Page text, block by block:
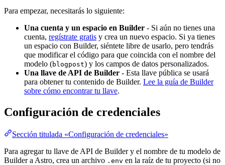
Para empezar, necesitarás lo siguiente:
Una cuenta y un espacio en Builder - Si aún no tienes una
cuenta, regístrate gratis y crea un nuevo espacio. Si ya tienes
un espacio con Builder, siéntete libre de usarlo, pero tendrás
que modificar el código para que coincida con el nombre del
modelo (blogpost) y los campos de datos personalizados.
Una llave de API de Builder - Esta llave pública se usará
para obtener tu contenido de Builder. Lee la guía de Builder
sobre cómo encontrar tu llave.
Configuración de credenciales
Sección titulada «Configuración de credenciales»
Para agregar tu llave de API de Builder y el nombre de tu modelo de
Builder a Astro, crea un archivo .env en la raíz de tu proyecto (si no